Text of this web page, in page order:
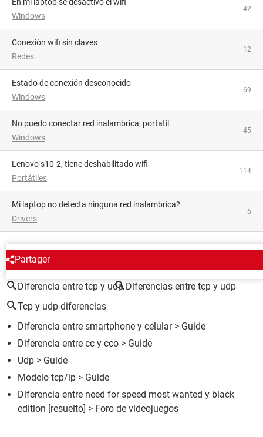
Windows
42
Conexión wifi sin claves
Redes
12
Estado de conexión desconocido
Windows
69
no puedo conectar red inalambrica, portatil
Windows
45
lenovo s10-2, tiene deshabilitado wifi
Portátiles
114
mi laptop no detecta ninguna red inalambrica?
Drivers
6
Partager
ALREDEDOR DEL MISMO TEMA
Diferencia entre tcp y udp Diferencias entre tcp y udp
Tcp y udp diferencias
Diferencia entre smartphone y celular> Guide
Diferencia entre cc y cco > Guide
Udp > Guide
Modelo tcp/ip > Guide
Diferencia entre need for speed most wanted y black
edition [resuelto] > Foro de videojuegos